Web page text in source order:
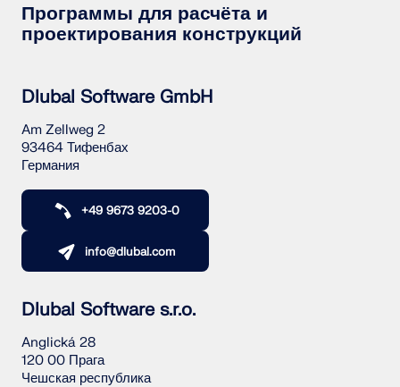
Программы для расчёта и
проектирования конструкций
Dlubal Software GmbH
Am Zellweg 2
93464 Тифенбах
Германия
+49 9673 9203-0
info@dlubal.com
Dlubal Software s.r.o.
Anglická 28
120 00 Прага
Чешская республика